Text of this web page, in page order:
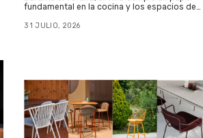
fundamental en la cocina y los espacios de…
31 JULIO, 2026